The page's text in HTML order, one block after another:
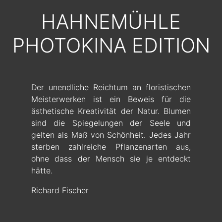
HAHNEMÜHLE
PHOTOKINA EDITION
Der unendliche Reichtum an floristischen
Meisterwerken ist ein Beweis für die
ästhetische Kreativität der Natur. Blumen
sind die Spiegelungen der Seele und
gelten als Maß von Schönheit. Jedes Jahr
sterben zahlreiche Pflanzenarten aus,
ohne dass der Mensch sie je entdeckt
hätte.
Richard Fischer